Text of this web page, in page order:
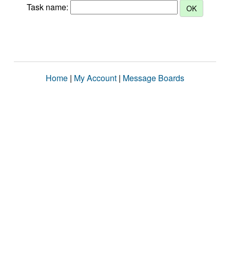
Task name:
Home | My Account | Message Boards